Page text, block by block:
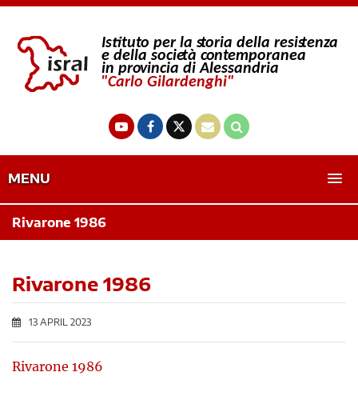
MENU
Rivarone 1986
Rivarone 1986
13 APRIL 2023
Rivarone 1986